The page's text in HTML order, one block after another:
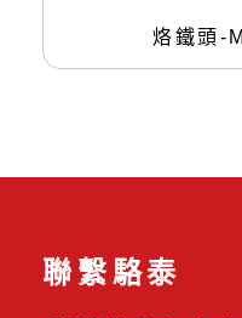
烙鐵頭-
聯繫駱泰